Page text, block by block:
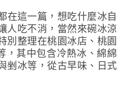
人吃不消，當然來碗冰涼
別整理在桃園冰店、桃園
，其中包含冷熱冰、綿綿
剉冰等，從古早味、日式